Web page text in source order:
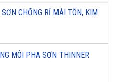
CHỐNG RỈ MÁI TÔN, KIM
MÔI PHA SƠN THINNER